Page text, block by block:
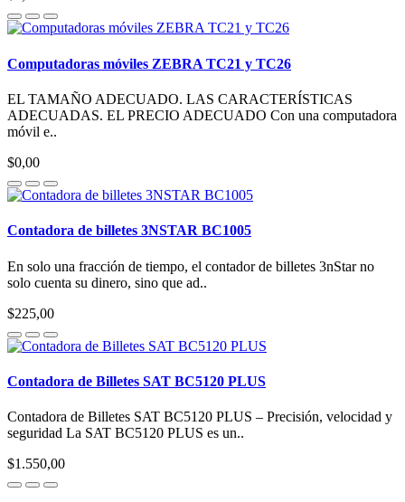
Computadoras móviles ZEBRA TC21 y TC26
EL TAMAÑO ADECUADO. LAS CARACTERÍSTICAS
ADECUADAS. EL PRECIO ADECUADO Con una computadora
móvil e..
$0,00
Contadora de billetes 3NSTAR BC1005
En solo una fracción de tiempo, el contador de billetes 3nStar no
solo cuenta su dinero, sino que ad..
$225,00
Contadora de Billetes SAT BC5120 PLUS
Contadora de Billetes SAT BC5120 PLUS – Precisión, velocidad y
seguridad La SAT BC5120 PLUS es un..
$1.550,00